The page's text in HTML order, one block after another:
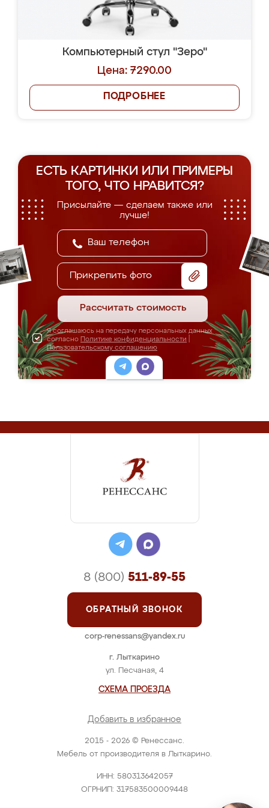
Компьютерный стул "Зеро"
Цена: 7290.00
ПОДРОБНЕЕ
ЕСТЬ КАРТИНКИ ИЛИ ПРИМЕРЫ
ТОГО, ЧТО НРАВИТСЯ?
Присылайте — сделаем также или
лучше!
Прикрепить фото
Рассчитать стоимость
Я соглашаюсь на передачу персональных данных
согласно Политике конфиденциальности
Пользовательскому соглашению
2015 - 2026 © Ренессанс.
Мебель от производителя в Лыткарино.
ИНН: 580313642057
ОГРНИП: 317583500009448
г. Лыткарино
ул. Песчаная, 4
СХЕМА ПРОЕЗДА
Добавить в избранное
8 (800) 511-89-55
ОБРАТНЫЙ ЗВОНОК
corp-renessans@yandex.ru